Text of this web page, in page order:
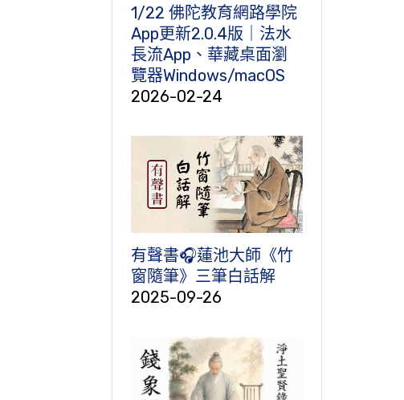
1/22 佛陀教育網路學院
App更新2.0.4版｜法水
長流App、華藏桌面瀏
覽器Windows/macOS
2026-02-24
有聲書🎧蓮池大師《竹
窗隨筆》三筆白話解
2025-09-26